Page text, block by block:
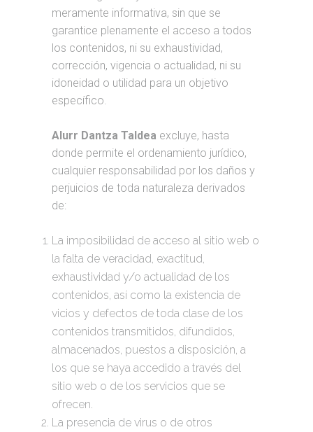
meramente informativa, sin que se
garantice plenamente el acceso a todos
los contenidos, ni su exhaustividad,
corrección, vigencia o actualidad, ni su
idoneidad o utilidad para un objetivo
específico.
Alurr Dantza Taldea excluye, hasta
donde permite el ordenamiento jurídico,
cualquier responsabilidad por los daños y
perjuicios de toda naturaleza derivados
de:
La imposibilidad de acceso al sitio web o
la falta de veracidad, exactitud,
exhaustividad y/o actualidad de los
contenidos, así como la existencia de
vicios y defectos de toda clase de los
contenidos transmitidos, difundidos,
almacenados, puestos a disposición, a
los que se haya accedido a través del
sitio web o de los servicios que se
ofrecen.
La presencia de virus o de otros